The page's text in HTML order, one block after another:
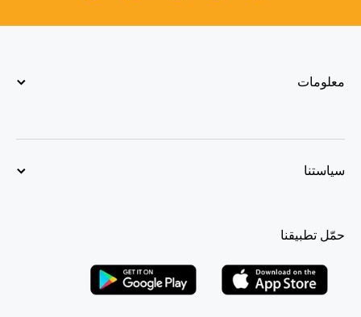
معلومات
سياستنا
حمّل تطبيقنا